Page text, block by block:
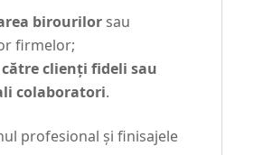
birourilorsau
firmelor;
clienți fideli sau
colaboratori.
profesional și finisajele